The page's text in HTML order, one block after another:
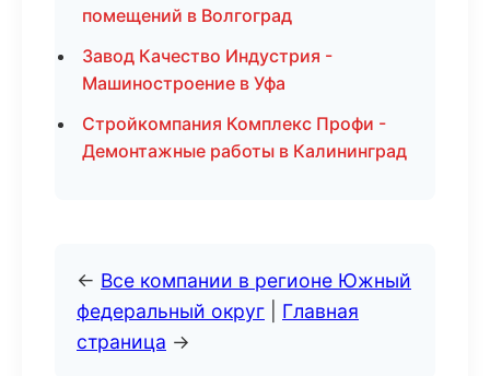
помещений в Волгоград
Завод Качество Индустрия -
Машиностроение в Уфа
Стройкомпания Комплекс Профи -
Демонтажные работы в Калининград
← Все компании в регионе Южный
федеральный округ
Главная
страница →